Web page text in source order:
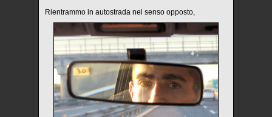
Rientrammo in autostrada nel senso opposto,